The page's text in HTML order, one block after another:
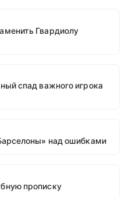
Гвардиолу
спад важного игрока
над ошибками
прописку